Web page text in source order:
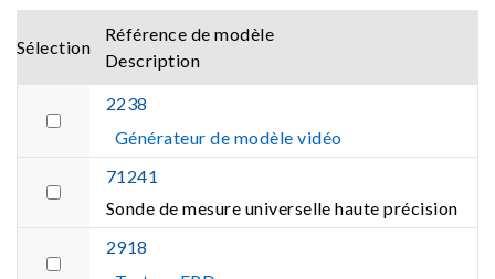
Sélection
Référence de modèle
Description
2238
Générateur de modèle vidéo
71241
Sonde de mesure universelle haute précision
2918